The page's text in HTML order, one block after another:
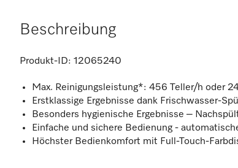
Beschreibung
Produkt-ID: 12065240
Max. Reinigungsleistung*: 456 Teller/h oder
Erstklassige Ergebnisse dank Frischwasser-
Besonders hygienische Ergebnisse –
Einfache und sichere Bedienung -
Höchster Bedienkomfort mit Full-Touch-